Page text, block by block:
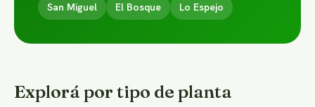
San Miguel El Bosque Lo Espejo
Explorá por tipo de planta